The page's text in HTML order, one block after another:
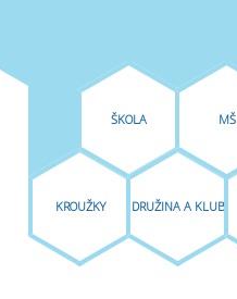
KROUŽKY
ŠKOLA
DRUŽINA A KLUB
MŠ